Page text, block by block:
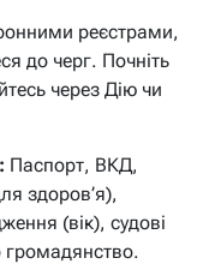
реєстрами,
до черг. Почніть
через Дію чи
Паспорт, ВКД,
здоров’я),
(вік), судові
громадянство.